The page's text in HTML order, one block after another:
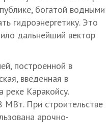
богатой водными
гидроэнергетику. Это
дальнейший вектор
построенной в
введенная в
реке Каракойсу.
МВт. При строительстве
арочно-